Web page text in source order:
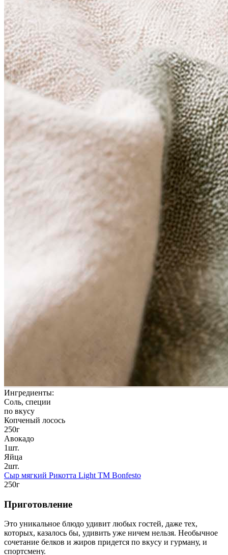
Ингредиенты:
Соль, специи
по вкусу
Копченый лосось
250г
Авокадо
1шт.
Яйца
2шт.
Сыр мягкий Рикотта Light TM Bonfesto
250г
Приготовление
Это уникальное блюдо удивит любых гостей, даже тех,
которых, казалось бы, удивить уже ничем нельзя. Необычное
сочетание белков и жиров придется по вкусу и гурману, и
спортсмену.